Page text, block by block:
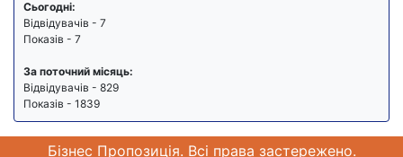
Сьогодні:
Відвідувачів - 7
Показів - 7
За поточний місяць:
Відвідувачів - 829
Показів - 1839
Бізнес Пропозиція. Всі права застережено.